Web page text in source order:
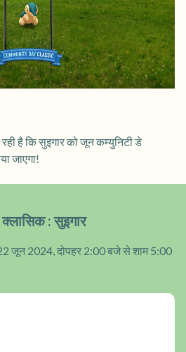
है कि सुइगार को जून कम्युनिटी डे
जाएगा!
: सुइगार
जून 2024, दोपहर 2:00 बजे से शाम 5:00